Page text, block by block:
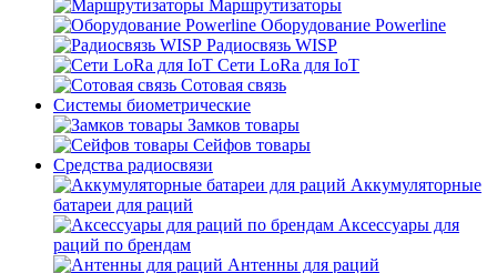
Маршрутизаторы
Оборудование Powerline
Радиосвязь WISP
Сети LoRa для IoT
Сотовая связь
Системы биометрические
Замков товары
Сейфов товары
Средства радиосвязи
Аккумуляторные
батареи для раций
Аксессуары для
раций по брендам
Антенны для раций